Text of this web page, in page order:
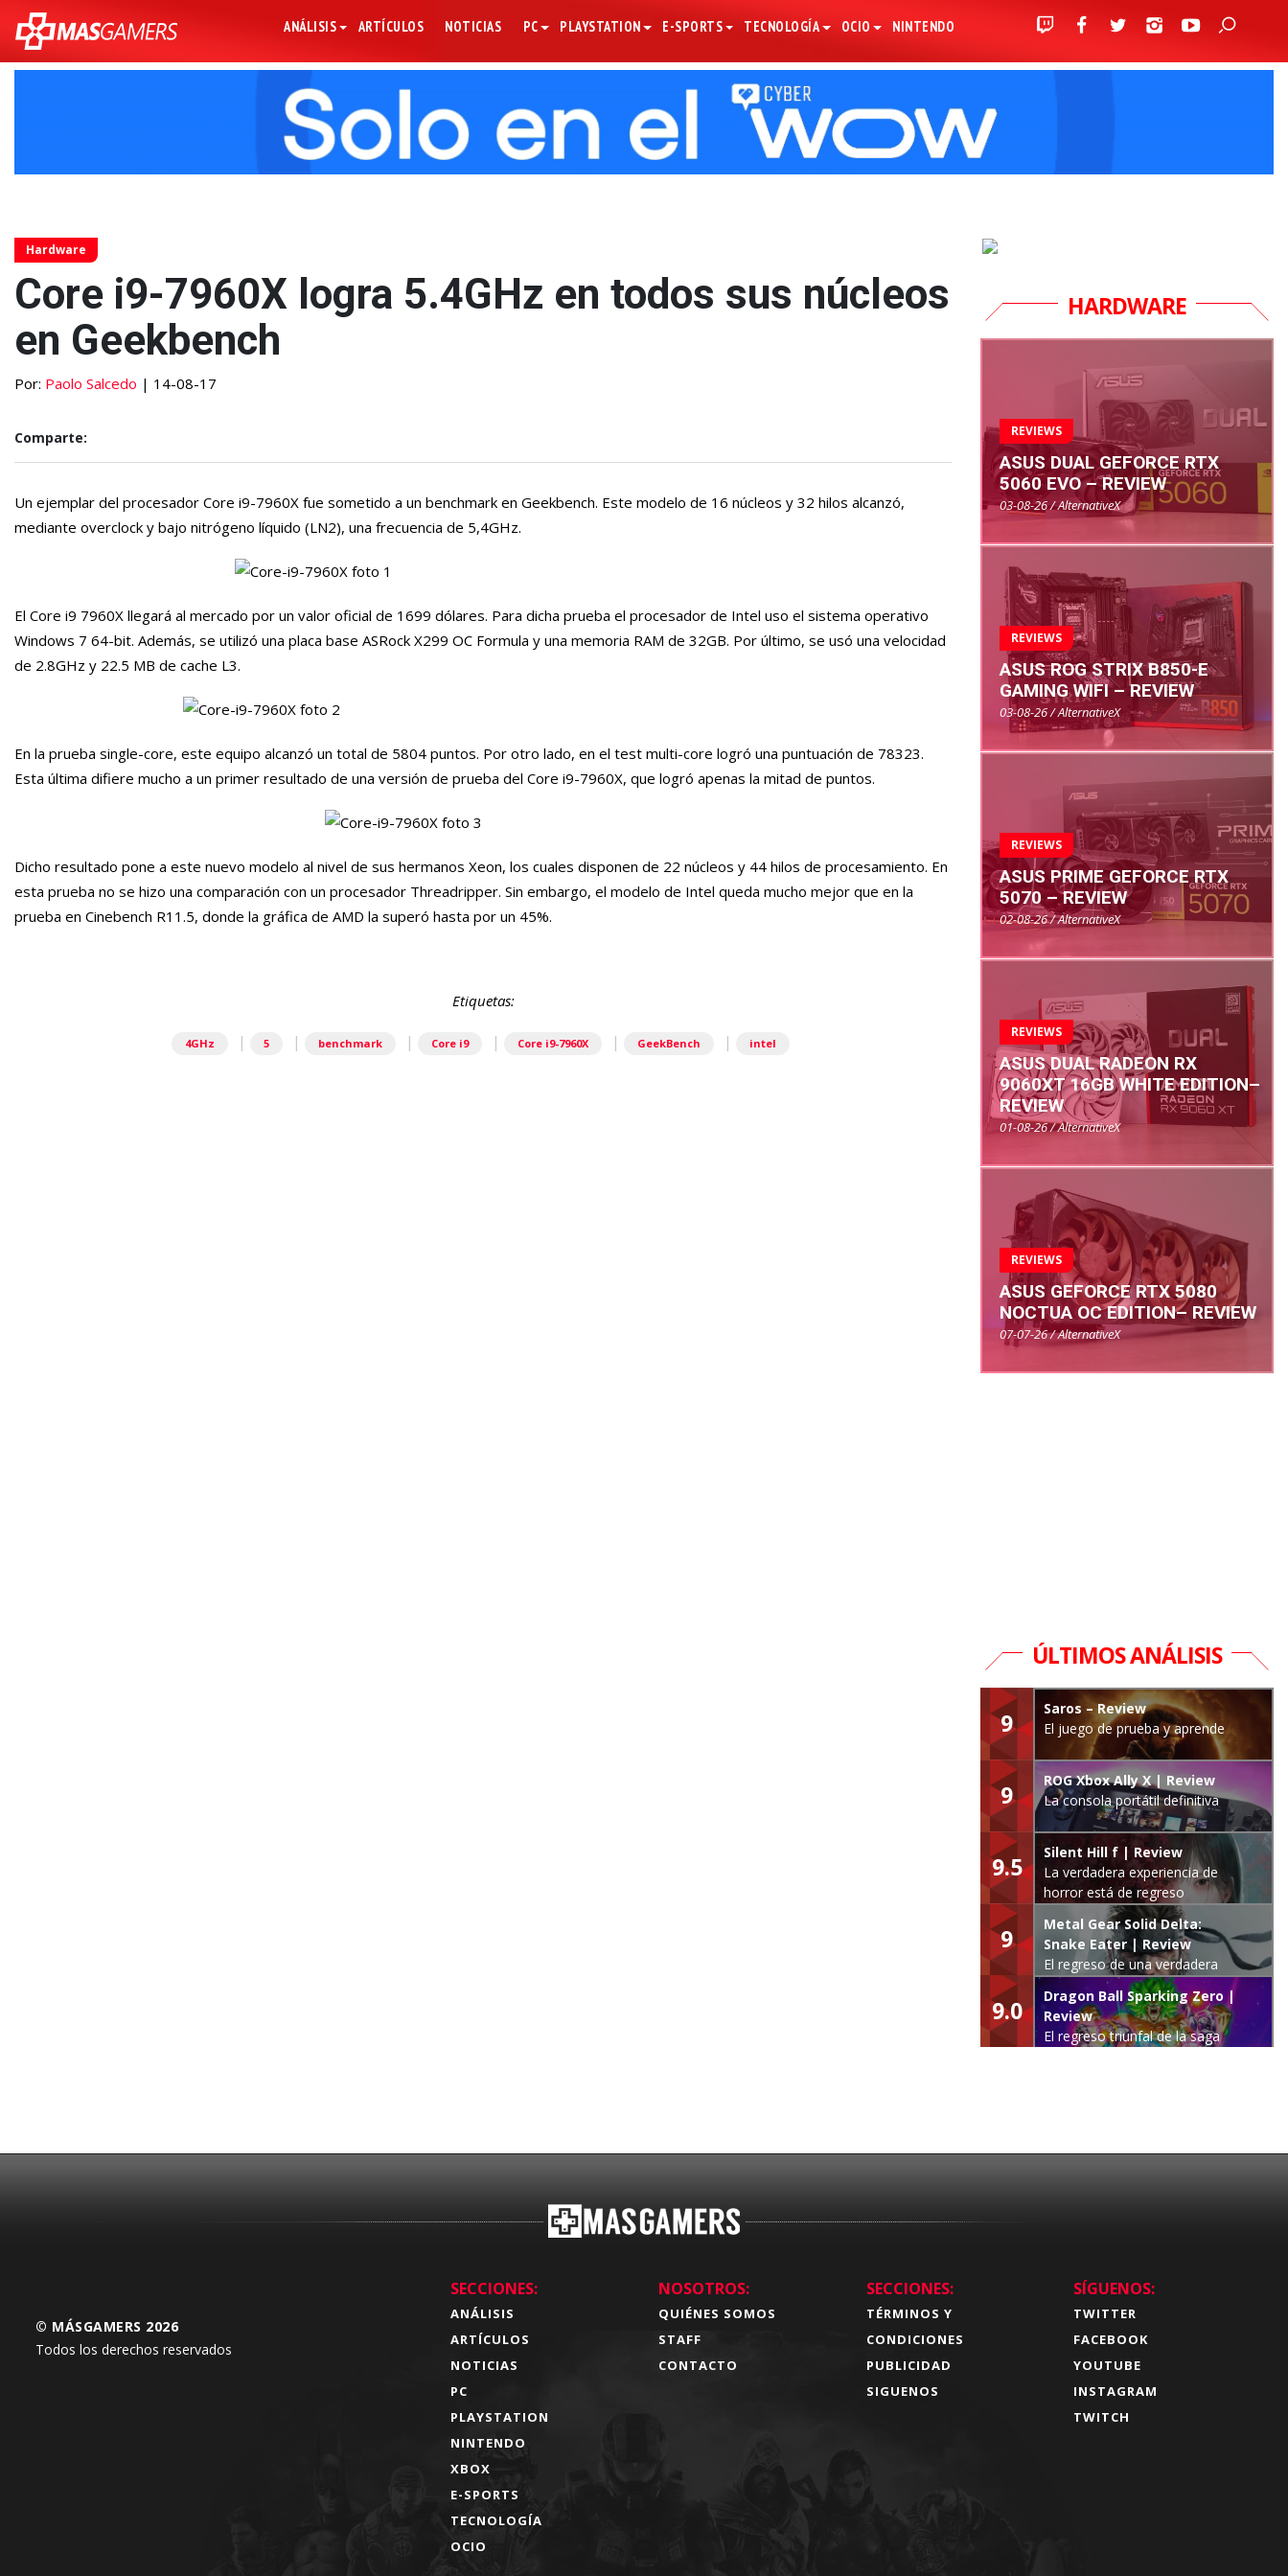
ANÁLISIS ARTÍCULOS NOTICIAS PC PLAYSTATION E-SPORTS TECNOLOGÍA OCIO NINTENDO
Hardware
Core i9-7960X logra 5.4GHz en todos sus núcleos
en Geekbench
Por: Paolo Salcedo | 14-08-17
Comparte:
Un ejemplar del procesador Core i9-7960X fue sometido a un benchmark en Geekbench. Este modelo de 16 núcleos y 32 hilos alcanzó,
mediante overclock y bajo nitrógeno líquido (LN2), una frecuencia de 5,4GHz.
El Core i9 7960X llegará al mercado por un valor oficial de 1699 dólares. Para dicha prueba el procesador de Intel uso el sistema operativo
Windows 7 64-bit. Además, se utilizó una placa base ASRock X299 OC Formula y una memoria RAM de 32GB. Por último, se usó una velocidad
de 2.8GHz y 22.5 MB de cache L3.
En la prueba single-core, este equipo alcanzó un total de 5804 puntos. Por otro lado, en el test multi-core logró una puntuación de 78323.
Esta última difiere mucho a un primer resultado de una versión de prueba del Core i9-7960X, que logró apenas la mitad de puntos.
Dicho resultado pone a este nuevo modelo al nivel de sus hermanos Xeon, los cuales disponen de 22 núcleos y 44 hilos de procesamiento. En
esta prueba no se hizo una comparación con un procesador Threadripper. Sin embargo, el modelo de Intel queda mucho mejor que en la
prueba en Cinebench R11.5, donde la gráfica de AMD la superó hasta por un 45%.
Etiquetas:
4GHz | 5 | benchmark | Core i9 | Core i9-7960X | GeekBench | intel
HARDWARE
REVIEWS
ASUS DUAL GEFORCE RTX
5060 EVO – REVIEW
03-08-26 / AlternativeX
REVIEWS
ASUS ROG STRIX B850-E
GAMING WIFI – REVIEW
03-08-26 / AlternativeX
REVIEWS
ASUS PRIME GEFORCE RTX
5070 – REVIEW
02-08-26 / AlternativeX
REVIEWS
ASUS DUAL RADEON RX
9060XT 16GB WHITE EDITION–
REVIEW
01-08-26 / AlternativeX
REVIEWS
ASUS GEFORCE RTX 5080
NOCTUA OC EDITION– REVIEW
07-07-26 / AlternativeX
ÚLTIMOS ANÁLISIS
9
Saros – Review
El juego de prueba y aprende
9
ROG Xbox Ally X | Review
La consola portátil definitiva
9.5
Silent Hill f | Review
La verdadera experiencia de
horror está de regreso
9
Metal Gear Solid Delta:
Snake Eater | Review
El regreso de una verdadera
leyenda
9.0
Dragon Ball Sparking Zero |
Review
El regreso triunfal de la saga
© MÁSGAMERS 2026
Todos los derechos reservados
SECCIONES:
ANÁLISIS
ARTÍCULOS
NOTICIAS
PC
PLAYSTATION
NINTENDO
XBOX
E-SPORTS
TECNOLOGÍA
OCIO
NOSOTROS:
QUIÉNES SOMOS
STAFF
CONTACTO
SECCIONES:
TÉRMINOS Y
CONDICIONES
PUBLICIDAD
SIGUENOS
SÍGUENOS:
TWITTER
FACEBOOK
YOUTUBE
INSTAGRAM
TWITCH